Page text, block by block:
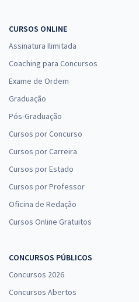
CURSOS ONLINE
Assinatura Ilimitada
Coaching para Concursos
Exame de Ordem
Graduação
Pós-Graduação
Cursos por Concurso
Cursos por Carreira
Cursos por Estado
Cursos por Professor
Oficina de Redação
Cursos Online Gratuitos
CONCURSOS PÚBLICOS
Concursos 2026
Concursos Abertos